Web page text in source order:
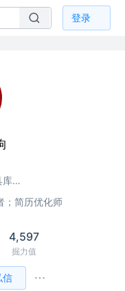
登录
js-tool-big-box工具库开发者；简历优化师
简历优化师
4,597
掘力值
信